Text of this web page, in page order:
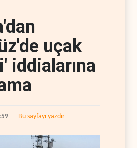
uçak
iddialarına
Bu sayfayı yazdır